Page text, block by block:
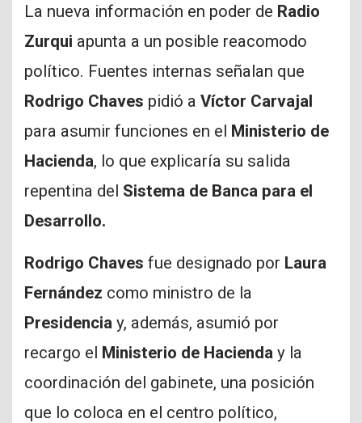
La nueva información en poder de Radio
Zurqui apunta a un posible reacomodo
político. Fuentes internas señalan que
Rodrigo Chaves pidió a Víctor Carvajal
para asumir funciones en el Ministerio de
Hacienda, lo que explicaría su salida
repentina del Sistema de Banca para el
Desarrollo.
Rodrigo Chaves fue designado por Laura
Fernández como ministro de la
Presidencia y, además, asumió por
recargo el Ministerio de Hacienda y la
coordinación del gabinete, una posición
que lo coloca en el centro político,